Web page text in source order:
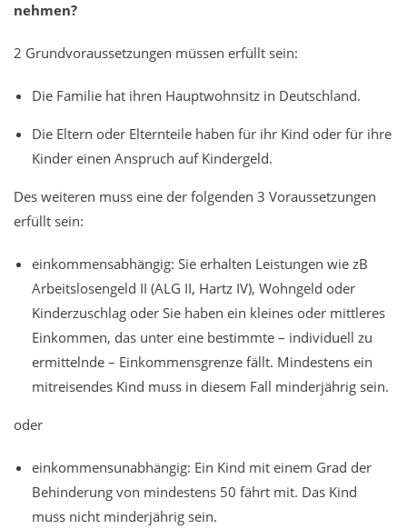
nehmen?
2 Grundvoraussetzungen müssen erfüllt sein:
Die Familie hat ihren Hauptwohnsitz in Deutschland.
Die Eltern oder Elternteile haben für ihr Kind oder für ihre
Kinder einen Anspruch auf Kindergeld.
Des weiteren muss eine der folgenden 3 Voraussetzungen
erfüllt sein:
einkommensabhängig: Sie erhalten Leistungen wie zB
Arbeitslosengeld II (ALG II, Hartz IV), Wohngeld oder
Kinderzuschlag oder Sie haben ein kleines oder mittleres
Einkommen, das unter eine bestimmte – individuell zu
ermittelnde – Einkommensgrenze fällt. Mindestens ein
mitreisendes Kind muss in diesem Fall minderjährig sein.
oder
einkommensunabhängig: Ein Kind mit einem Grad der
Behinderung von mindestens 50 fährt mit. Das Kind
muss nicht minderjährig sein.